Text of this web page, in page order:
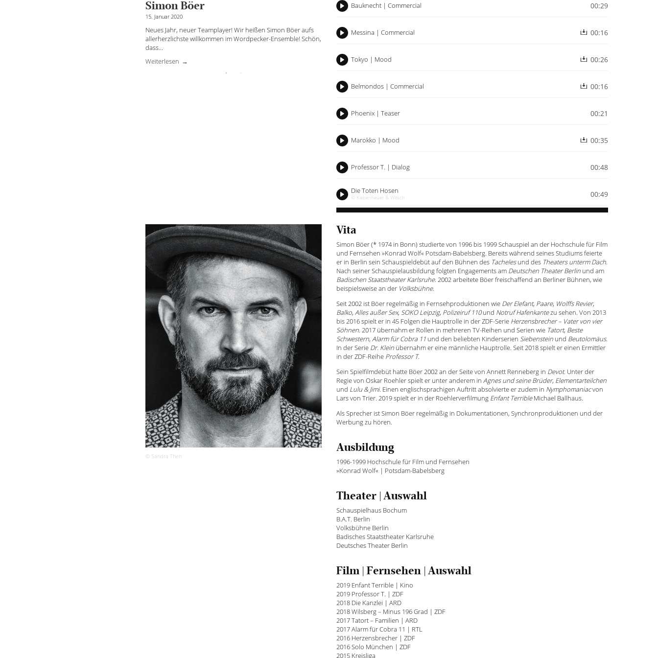
Simon Böer
15. Januar 2020
Neues Jahr, neuer Teamplayer! Wir heißen Simon Böer aufs
allerherzlichste willkommen im Wordpecker-Ensemble! Schön,
dass
Weiterlesen
...
Neues Jahr, neuer Teamplayer! Wir heißen Simon Böer
Play
Current
00:29
Bauknecht | Commercial
Play
Current
00:16
Messina | Commercial
Play
Current
00:26
Tokyo | Mood
Play
Current
00:16
Belmondos | Commercial
Play
Current
00:21
Phoenix | Teaser
Play
Current
00:35
Marokko | Mood
Play
Current
00:48
Professor T. | Dialog
Play
Current
00:49
Die Toten Hosen
© Kiepenheuer & Witsch
© Sandra Then
Vita
Simon Böer (* 1974 in Bonn) studierte von 1996 bis 1999 Schauspiel an der Hochschule für Film
und Fernsehen »Konrad Wolf« Potsdam-Babelsberg. Bereits während seines Studiums feierte
er in Berlin sein Schauspieldebüt auf den Bühnen des Tachelesund des Theaters unterm Dach.
Nach seiner Schauspielausbildung folgten Engagements am Deutschen Theater Berlin und am
Badischen Staatstheater Karlsruhe. 2002 arbeitete Böer freischaffend an Berliner Bühnen, wie
beispielsweise an der Volksbühne.
Seit 2002 ist Böer regelmäßig in Fernsehproduktionen wie Der Elefant, Paare, Wolffs Revier,
Balko, Alles außer Sex, SOKO Leipzig, Polizeiruf 110und Notruf Hafenkantezu sehen. Von 2013
bis 2016 spielt er in 45 Folgen die Hauptrolle in der ZDF-Serie Herzensbrecher – Vater von vier
Söhnen. 2017 übernahm er Rollen in mehreren TV-Reihen und Serien wie Tatort, Beste
Schwestern, Alarm für Cobra 11 und den beliebten Kinderserien Siebenstein und Beutolomäus.
In der Serie Dr. Klein übernahm er eine männliche Hauptrolle. Seit 2018 spielt er einen Ermittler
in der ZDF-Reihe Professor T.
Sein Spielfilmdebüt hatte Böer 2002 an der Seite von Annett Renneberg in Devot. Unter der
Regie von Oskar Roehler spielt er unter anderem in Agnes und seine Brüder, Elementarteilchen
und Lulu & Jimi. Einen englischsprachigen Auftritt absolvierte er zudem in Nymphomaniacvon
Lars von Trier. 2019 spielt er in der Roehlerverfilmung Enfant TerribleMichael Ballhaus.
Als Sprecher ist Simon Böer regelmäßig in Dokumentationen, Synchronproduktionen und der
Werbung zu hören.
Ausbildung
1996-1999 Hochschule für Film und Fernsehen
»Konrad Wolf« | Potsdam-Babelsberg
Theater | Auswahl
Schauspielhaus Bochum
B.A.T. Berlin
Volksbühne Berlin
Badisches Staatstheater Karlsruhe
Deutsches Theater Berlin
Film | Fernsehen | Auswahl
2019 Enfant Terrible | Kino
2019 Professor T. | ZDF
2018 Die Kanzlei | ARD
2018 Wilsberg – Minus 196 Grad | ZDF
2017 Tatort – Familien | ARD
2017 Alarm für Cobra 11 | RTL
2016 Herzensbrecher | ZDF
2016 Solo München | ZDF
2015 Kreisliga